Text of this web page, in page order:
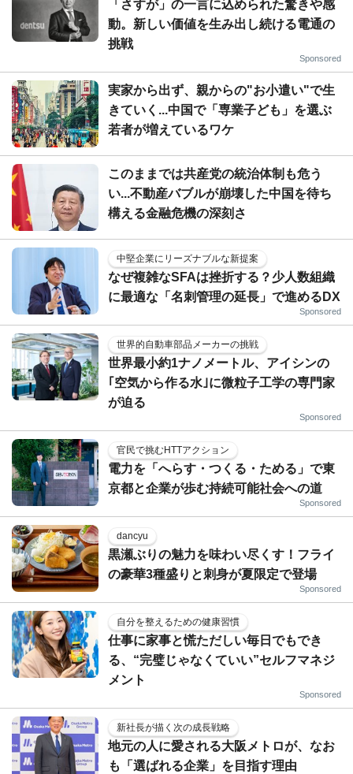
「さすが」の一言に込められた驚きや感
動。新しい価値を生み出し続ける電通の
挑戦
Sponsored
実家から出ず、親からの"お小遣い"で生
きていく...中国で「専業子ども」を選ぶ
若者が増えているワケ
このままでは共産党の統治体制も危う
い...不動産バブルが崩壊した中国を待ち
構える金融危機の深刻さ
中堅企業にリーズナブルな新提案
なぜ複雑なSFAは挫折する？少人数組織
に最適な「名刺管理の延長」で進めるDX
Sponsored
世界的自動車部品メーカーの挑戦
世界最小約1ナノメートル、アイシンの
｢空気から作る水｣に微粒子工学の専門家
が迫る
Sponsored
官民で挑むHTTアクション
電力を「へらす・つくる・ためる」で東
京都と企業が歩む持続可能社会への道
Sponsored
dancyu
黒瀬ぶりの魅力を味わい尽くす！フライ
の豪華3種盛りと刺身が夏限定で登場
Sponsored
自分を整えるための健康習慣
仕事に家事と慌ただしい毎日でもでき
る、“完璧じゃなくていい”セルフマネジ
メント
Sponsored
新社長が描く次の成長戦略
地元の人に愛される大阪メトロが、なお
も「選ばれる企業」を目指す理由